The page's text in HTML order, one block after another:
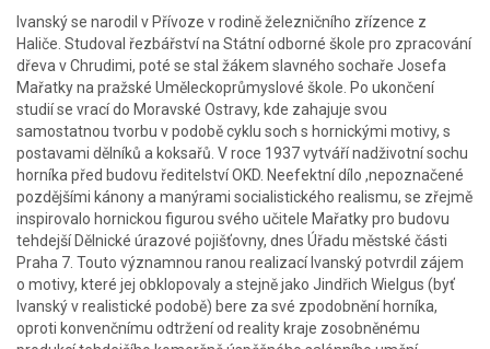
Ivanský se narodil v Přívoze v rodině železničního zřízence z
Haliče. Studoval řezbářství na Státní odborné škole pro zpracování
dřeva v Chrudimi, poté se stal žákem slavného sochaře Josefa
Mařatky na pražské Uměleckoprůmyslové škole. Po ukončení
studií se vrací do Moravské Ostravy, kde zahajuje svou
samostatnou tvorbu v podobě cyklu soch s hornickými motivy, s
postavami dělníků a koksařů. V roce 1937 vytváří nadživotní sochu
horníka před budovu ředitelství OKD. Neefektní dílo ,nepoznačené
pozdějšími kánony a manýrami socialistického realismu, se zřejmě
inspirovalo hornickou figurou svého učitele Mařatky pro budovu
tehdejší Dělnické úrazové pojišťovny, dnes Úřadu městské části
Praha 7. Touto významnou ranou realizací Ivanský potvrdil zájem
o motivy, které jej obklopovaly a stejně jako Jindřich Wielgus (byť
Ivanský v realistické podobě) bere za své zpodobnění horníka,
oproti konvenčnímu odtržení od reality kraje zosobněnému